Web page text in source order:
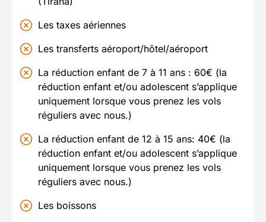
Les taxes aériennes
Les transferts aéroport/hôtel/aéroport
La réduction enfant de 7 à 11 ans : 60€ (la
réduction enfant et/ou adolescent s’applique
uniquement lorsque vous prenez les vols
réguliers avec nous.)
La réduction enfant de 12 à 15 ans: 40€ (la
réduction enfant et/ou adolescent s’applique
uniquement lorsque vous prenez les vols
réguliers avec nous.)
Les boissons